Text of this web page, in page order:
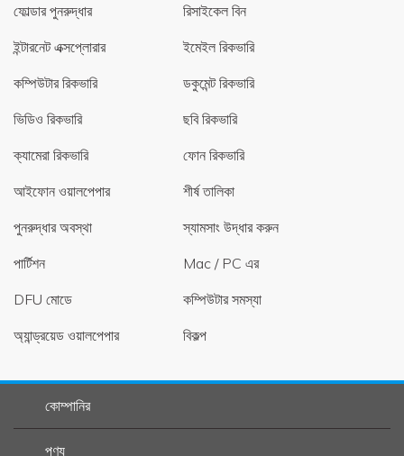
ফোল্ডার পুনরুদ্ধার
রিসাইকেল বিন
ইন্টারনেট এক্সপ্লোরার
ইমেইল রিকভারি
কম্পিউটার রিকভারি
ডকুমেন্ট রিকভারি
ভিডিও রিকভারি
ছবি রিকভারি
ক্যামেরা রিকভারি
ফোন রিকভারি
আইফোন ওয়ালপেপার
শীর্ষ তালিকা
পুনরুদ্ধার অবস্থা
স্যামসাং উদ্ধার করুন
পার্টিশন
Mac / PC এর
DFU মোডে
কম্পিউটার সমস্যা
অ্যান্ড্রয়েড ওয়ালপেপার
বিকল্প
কোম্পানির
পণ্য